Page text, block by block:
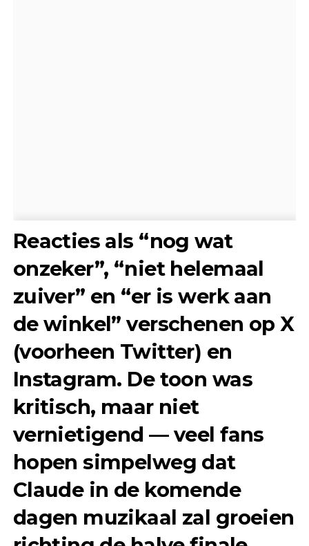
Reacties als “nog wat
onzeker”, “niet helemaal
zuiver” en “er is werk aan
de winkel” verschenen op X
(voorheen Twitter) en
Instagram. De toon was
kritisch, maar niet
vernietigend — veel fans
hopen simpelweg dat
Claude in de komende
dagen muzikaal zal groeien